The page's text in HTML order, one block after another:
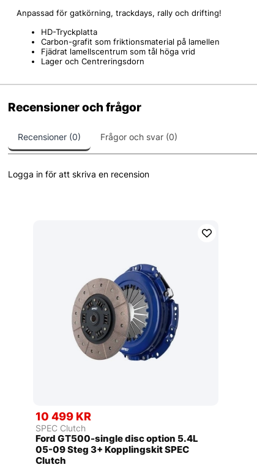
Anpassad för gatkörning, trackdays, rally och drifting!
HD-Tryckplatta
Carbon-grafit som friktionsmaterial på lamellen
Fjädrat lamellscentrum som tål höga vrid
Lager och Centreringsdorn
Recensioner och frågor
Recensioner (0) Frågor och svar (0)
Logga in för att skriva en recension
10 499 KR
SPEC Clutch
Ford GT500-single disc option 5.4L
05-09 Steg 3+ Kopplingskit SPEC
Clutch